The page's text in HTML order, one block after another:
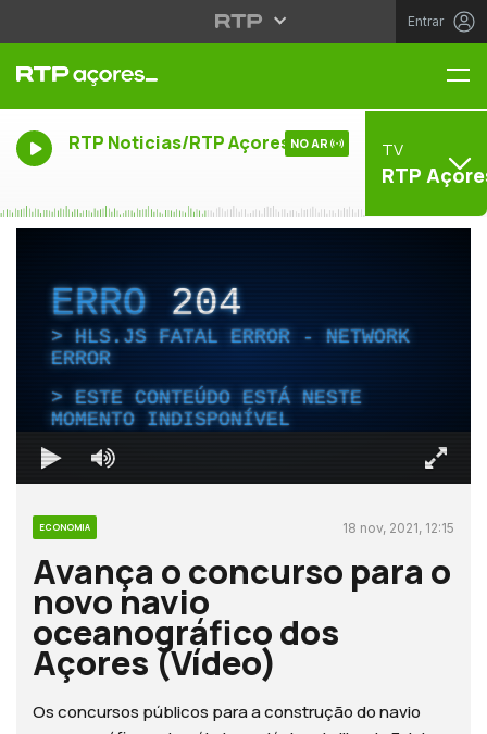
Entrar
RTP Noticias/RTP Açores NO AR TV
RTP
ERRO204
HLS.JS FATAL ERROR - NETWORK
ERROR
ESTE CONTEÚDO ESTÁ NESTE
MOMENTO INDISPONÍVEL
ECONOMIA 18 nov, 2021, 12:15
Avança o concurso para o
novo navio
oceanográfico dos
Açores (Vídeo)
Os concursos públicos para a construção do navio